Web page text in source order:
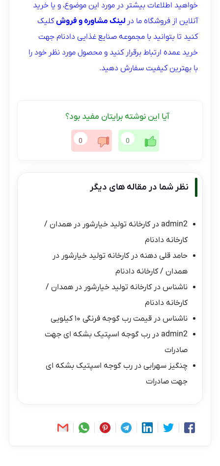
خواهید اطلاعات بیشتر در مورد این موضوع، و یا خرید
آنلاین از فروشگاه ما در لینک مشاوره و فروشکلیک
کنید تا بتوانید با مجموعه صنایع غذایی دادنام جهت
خرید عمده ارتباط برقرار کنید و محصول مورد نظر خود را
با بهترین کیفیت سفارش دهید.
آیا این نوشته برایتان مفید بود؟
0
0
نظر شما در مقاله های دیگر
admin2 درکارخانه تولید خیارشور در همدان /
کارخانه دادنام
حامد قلی دهنه درکارخانه تولید خیارشور در
همدان / کارخانه دادنام
ناشناس درکارخانه تولید خیارشور در همدان /
کارخانه دادنام
ناشناس درقیمت رب گوجه فرنگی ۱۰ کیلویی
admin2 دررب گوجه اسپتیک بشکه ای جهت
صادرات
چنگیز سهرابی دررب گوجه اسپتیک بشکه ای
جهت صادرات